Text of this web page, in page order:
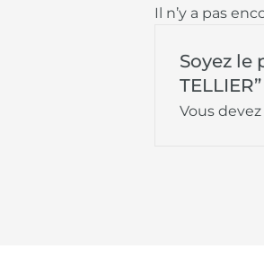
Il n’y a pas
Soyez le
TELLIER”
Vous